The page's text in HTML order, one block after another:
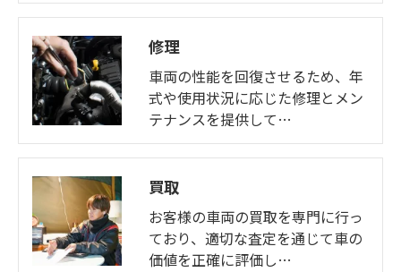
修理
車両の性能を回復させるため、年
式や使用状況に応じた修理とメン
テナンスを提供して…
買取
お客様の車両の買取を専門に行っ
ており、適切な査定を通じて車の
価値を正確に評価し…